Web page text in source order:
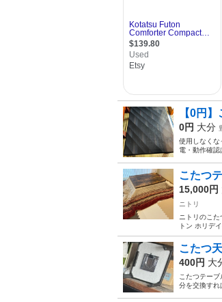
【0円
0円 大分
使用しなくな
電・動作確
こたつ
15,000円
ニトリ
ニトリのこ
トン ホリデ
こたつ
400円 大
こたつテー
分を交換すれ